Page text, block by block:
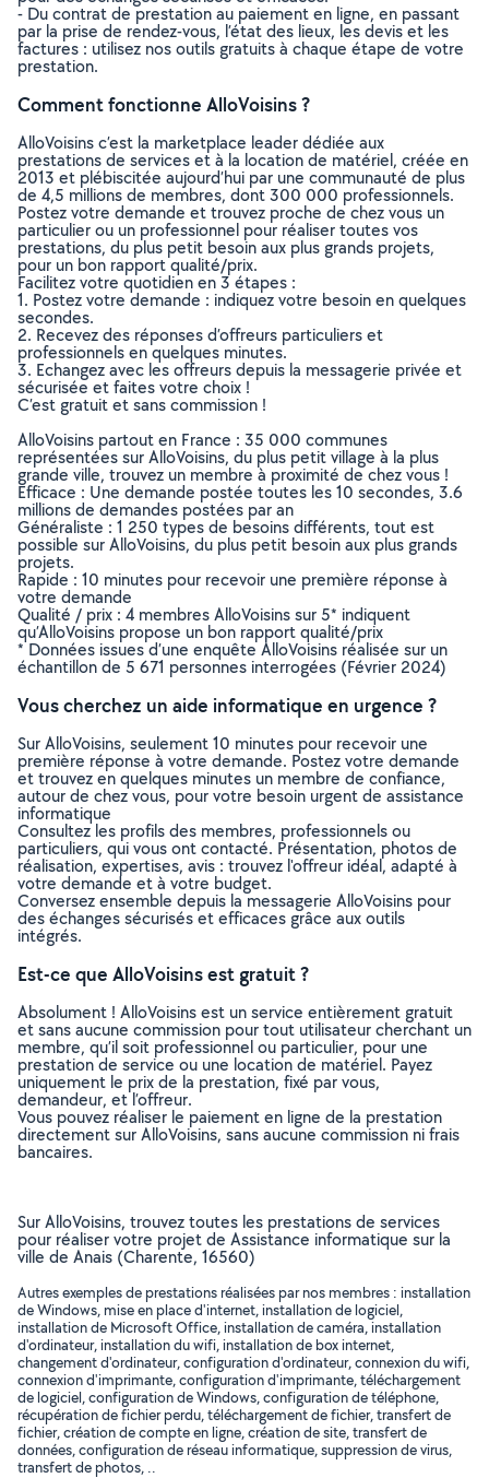
- Du contrat de prestation au paiement en ligne, en passant
par la prise de rendez-vous, l’état des lieux, les devis et les
factures : utilisez nos outils gratuits à chaque étape de votre
prestation.
Comment fonctionne AlloVoisins ?
AlloVoisins c’est la marketplace leader dédiée aux
prestations de services et à la location de matériel, créée en
2013 et plébiscitée aujourd’hui par une communauté de plus
de 4,5 millions de membres, dont 300 000 professionnels.
Postez votre demande et trouvez proche de chez vous un
particulier ou un professionnel pour réaliser toutes vos
prestations, du plus petit besoin aux plus grands projets,
pour un bon rapport qualité/prix.
Facilitez votre quotidien en 3 étapes :
1. Postez votre demande : indiquez votre besoin en quelques
secondes.
2. Recevez des réponses d’offreurs particuliers et
professionnels en quelques minutes.
3. Echangez avec les offreurs depuis la messagerie privée et
sécurisée et faites votre choix !
C’est gratuit et sans commission !
AlloVoisins partout en France : 35 000 communes
représentées sur AlloVoisins, du plus petit village à la plus
grande ville, trouvez un membre à proximité de chez vous !
Efficace : Une demande postée toutes les 10 secondes, 3.6
millions de demandes postées par an
Généraliste : 1 250 types de besoins différents, tout est
possible sur AlloVoisins, du plus petit besoin aux plus grands
projets.
Rapide : 10 minutes pour recevoir une première réponse à
votre demande
Qualité / prix : 4 membres AlloVoisins sur 5* indiquent
qu’AlloVoisins propose un bon rapport qualité/prix
* Données issues d’une enquête AlloVoisins réalisée sur un
échantillon de 5 671 personnes interrogées (Février 2024)
Vous cherchez un aide informatique en urgence ?
Sur AlloVoisins, seulement 10 minutes pour recevoir une
première réponse à votre demande. Postez votre demande
et trouvez en quelques minutes un membre de confiance,
autour de chez vous, pour votre besoin urgent de assistance
informatique
Consultez les profils des membres, professionnels ou
particuliers, qui vous ont contacté. Présentation, photos de
réalisation, expertises, avis : trouvez l'offreur idéal, adapté à
votre demande et à votre budget.
Conversez ensemble depuis la messagerie AlloVoisins pour
des échanges sécurisés et efficaces grâce aux outils
intégrés.
Est-ce que AlloVoisins est gratuit ?
Absolument ! AlloVoisins est un service entièrement gratuit
et sans aucune commission pour tout utilisateur cherchant un
membre, qu’il soit professionnel ou particulier, pour une
prestation de service ou une location de matériel. Payez
uniquement le prix de la prestation, fixé par vous,
demandeur, et l’offreur.
Vous pouvez réaliser le paiement en ligne de la prestation
directement sur AlloVoisins, sans aucune commission ni frais
bancaires.
Sur AlloVoisins, trouvez toutes les prestations de services
pour réaliser votre projet de Assistance informatique sur la
ville de Anais (Charente, 16560)
Autres exemples de prestations réalisées par nos membres : installation
de Windows, mise en place d'internet, installation de logiciel,
installation de Microsoft Office, installation de caméra, installation
d'ordinateur, installation du wifi, installation de box internet,
changement d'ordinateur, configuration d'ordinateur, connexion du wifi,
connexion d'imprimante, configuration d'imprimante, téléchargement
de logiciel, configuration de Windows, configuration de téléphone,
récupération de fichier perdu, téléchargement de fichier, transfert de
fichier, création de compte en ligne, création de site, transfert de
données, configuration de réseau informatique, suppression de virus,
transfert de photos, ..